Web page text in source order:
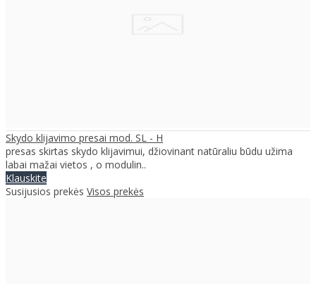
Skydo klijavimo presai mod. SL - H
presas skirtas skydo klijavimui, džiovinant natūraliu būdu užima
labai mažai vietos , o modulin..
Klauskite
Susijusios prekės Visos prekės